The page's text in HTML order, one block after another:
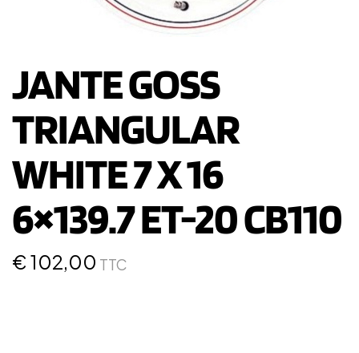
JANTE GOSS
TRIANGULAR
WHITE 7 X 16
6×139.7 ET-20 CB110
€ 102,00 TTC